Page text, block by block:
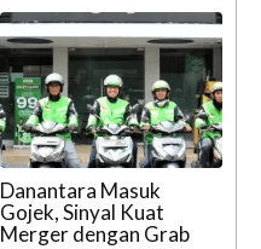
Danantara Masuk
Gojek, Sinyal Kuat
Merger dengan Grab